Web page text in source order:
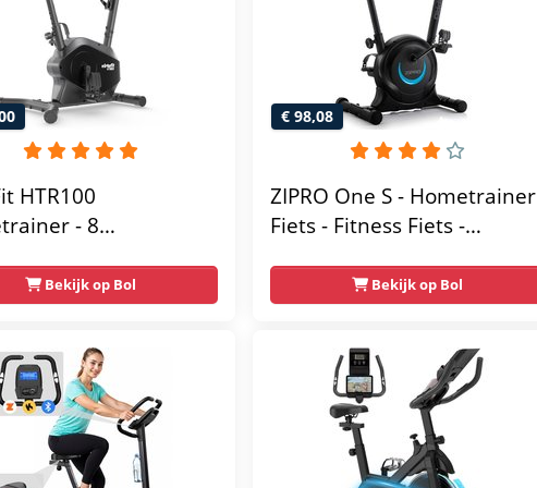
HTR100
- 8
-
zadel - Display
- Max.
Gebruikersgewicht -
Bekijk op Bol
€ 98,08
ZIPRO One S - Hometrainer
Fiets - Fitness Fiets -
Hartslagsensoren -
Gemakkelijk te
transporteren -
Antislippedalen - Homegym
- Stabiele structuur - Max.
gebruikersgewicht 110 kg -
Zwart en Blauw
Bekijk op Bol